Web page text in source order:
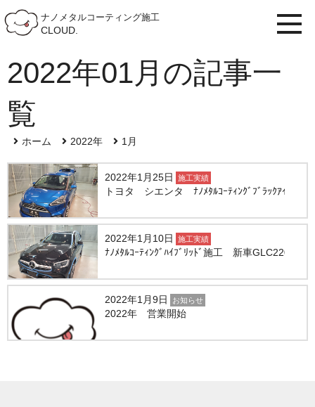
ナノメタルコーティング施工
CLOUD.
2022年01月の記事一
覧
ホーム 2022年 1月
2022年1月25日 施工実績
トヨタ シエンタ ﾅﾉﾒﾀﾙｺｰﾃｨﾝｸﾞﾌﾞﾗｯｸｱｲｽ施工
2022年1月10日 施工実績
ﾅﾉﾒﾀﾙｺｰﾃｨﾝｸﾞﾊｲﾌﾞﾘｯﾄﾞ施工 新車GLC220d
2022年1月9日 お知らせ
2022年 営業開始